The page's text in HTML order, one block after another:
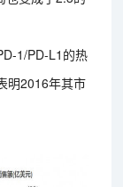
1/PD-L1的热
明2016年其市